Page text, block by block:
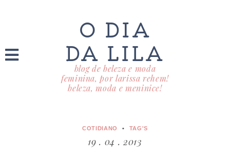
O DIA
DA LILA
blog de beleza e moda
feminina, por larissa rehem!
beleza, moda e meninice!
COTIDIANO TAG'S
19 . 04 . 2013